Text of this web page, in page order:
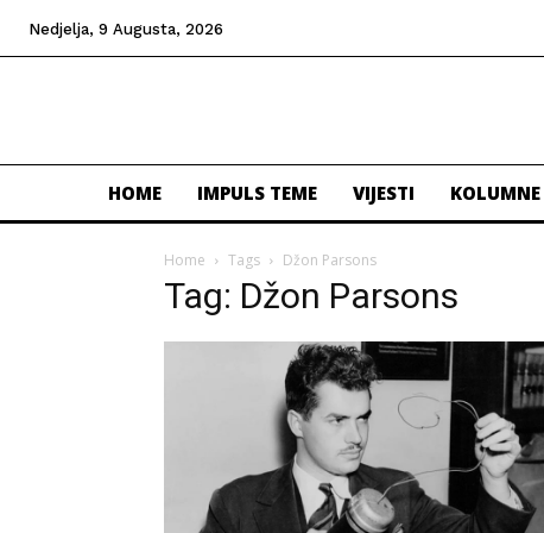
Nedjelja, 9 Augusta, 2026
HOME IMPULS TEME VIJESTI KOLUMNE
Home Tags Džon Parsons
Tag: Džon Parsons